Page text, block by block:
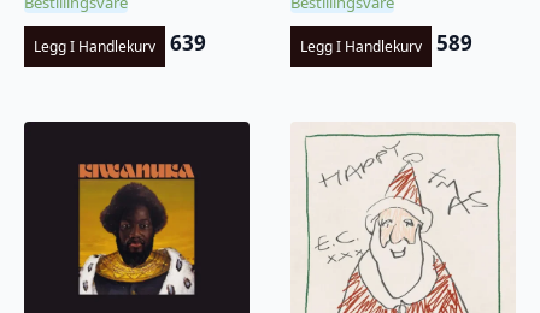
Legg I Handlekurv 639 Legg I Handlekurv 589